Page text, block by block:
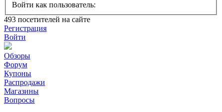
Войти как пользователь:
493 посетителей на сайте
Регистрация
Войти
Обзоры
Форум
Купоны
Распродажи
Магазины
Вопросы